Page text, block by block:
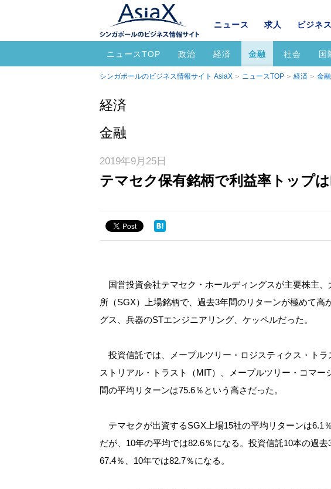
ニュース 求人 ビジネ
ニュースTOP 政治 経済 金融 社会 国
シンガポールのビジネス情報サイト AsiaX ニュースTOP 経済 金融
経済
金融
2019年9月25日
テマセク保有銘柄で利益率トップ
国営投資会社テマセク・ホールディングスが主要株主、
所（SGX）上場銘柄で、過去3年間のリターンが極めて高
グス、兵器のSTエンジニアリング、ケッペルだった。
投資信託では、メープルツリー・ロジスティクス・ト
ストリアル・トラスト（MIT）、メープルツリー・コマ
間の平均リターンは75.6％という高さだった。
テマセクが出資するSGX上場15社の平均リターンは6.1
だが、10年の平均では82.6％になる。投資信託10本の過
67.4％、10年では82.7％になる。